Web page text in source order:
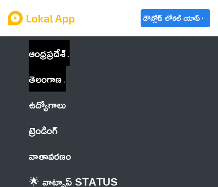
డౌన్లోడ్ లోకల్ యాప్
ఆంధ్రప్రదేశ్
తెలంగాణ
ఉద్యోగాలు
ట్రెండింగ్
వాతావరణం
🌟 వాట్సాప్ STATUS